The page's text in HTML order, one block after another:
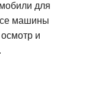
для
машины
и